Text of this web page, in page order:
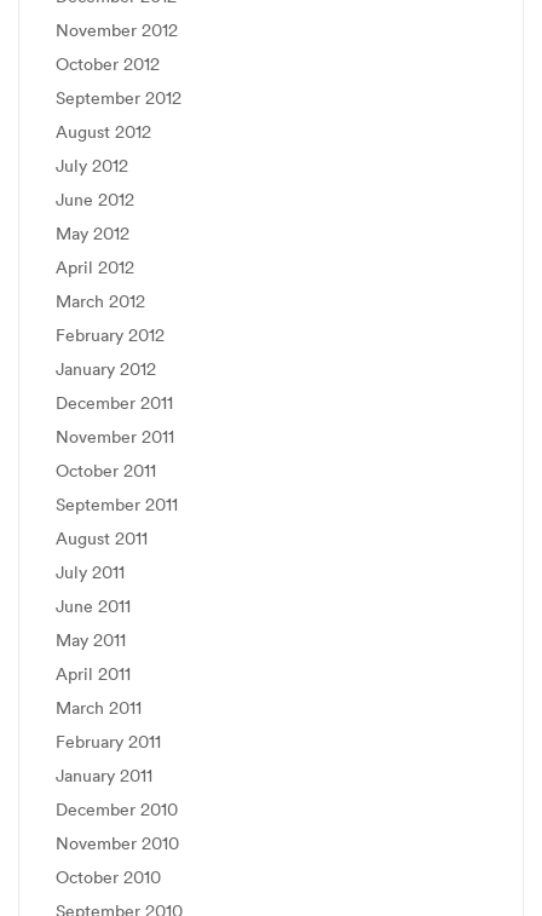
November 2012
October 2012
September 2012
August 2012
July 2012
June 2012
May 2012
April 2012
March 2012
February 2012
January 2012
December 2011
November 2011
October 2011
September 2011
August 2011
July 2011
June 2011
May 2011
April 2011
March 2011
February 2011
January 2011
December 2010
November 2010
October 2010
September 2010